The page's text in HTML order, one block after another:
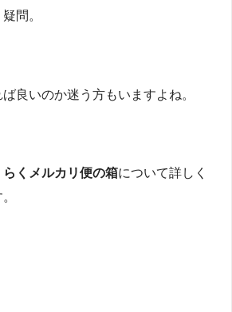
問。
良いのか迷う方もいますよね。
らくメルカリ便の箱について詳しく